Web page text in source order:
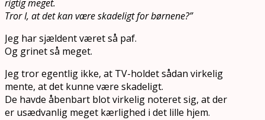
rigtig meget.
Tror I, at det kan være skadeligt for børnene?”
Jeg har sjældent været så paf.
Og grinet så meget.
Jeg tror egentlig ikke, at TV-holdet sådan virkelig
mente, at det kunne være skadeligt.
De havde åbenbart blot virkelig noteret sig, at der
er usædvanlig meget kærlighed i det lille hjem.